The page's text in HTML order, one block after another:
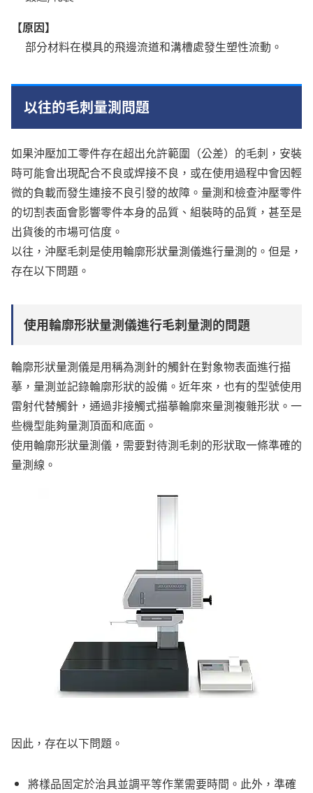
【原因】
部分材料在模具的飛邊流道和溝槽處發生塑性流動。
以往的毛刺量測問題
如果沖壓加工零件存在超出允許範圍（公差）的毛刺，安裝
時可能會出現配合不良或焊接不良，或在使用過程中會因輕
微的負載而發生連接不良引發的故障。量測和檢查沖壓零件
的切割表面會影響零件本身的品質、組裝時的品質，甚至是
出貨後的市場可信度。
以往，沖壓毛刺是使用輪廓形狀量測儀進行量測的。但是，
存在以下問題。
使用輪廓形狀量測儀進行毛刺量測的問題
輪廓形狀量測儀是用稱為測針的觸針在對象物表面進行描
摹，量測並記錄輪廓形狀的設備。近年來，也有的型號使用
雷射代替觸針，通過非接觸式描摹輪廓來量測複雜形狀。一
些機型能夠量測頂面和底面。
使用輪廓形狀量測儀，需要對待測毛刺的形狀取一條準確的
量測線。
因此，存在以下問題。
將樣品固定於治具並調平等作業需要時間。此外，準確